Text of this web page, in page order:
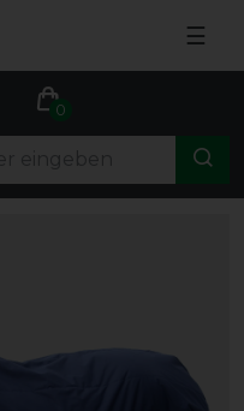
☰
0